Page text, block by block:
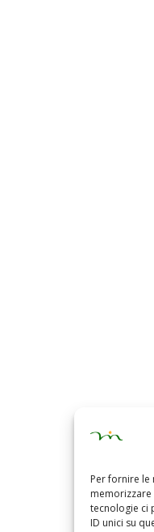
Per fornire
tecnologie ci
ID unici su